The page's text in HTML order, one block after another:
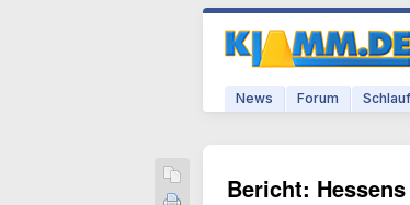
News Forum
Bericht: